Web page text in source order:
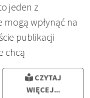
jeden z
wpłynąć na
publikacji
chcą
CZYTAJ
WIĘCEJ...